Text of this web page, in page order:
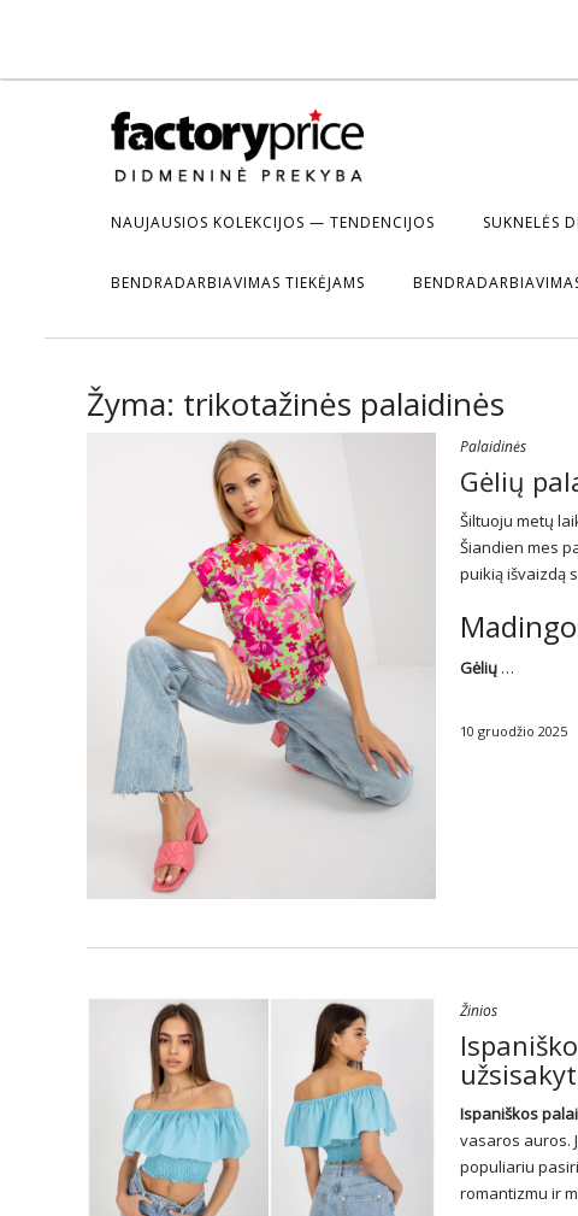
NAUJAUSIOS KOLEKCIJOS — TENDENCIJOS SUKNELĖS
BENDRADARBIAVIMAS TIEKĖJAMS
Žyma: trikotažinės palaidinės
Palaidinės
Gėlių
Šiltuoju metų
Šiandien mes
puikią išvaizdą
Gėlių …
10 gruodžio 2025
Žinios
Ispaniškos
vasaros auros.
populiariu
romantizmu ir